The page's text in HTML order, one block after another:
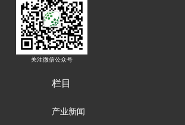
关注微信公众号
栏目
产业新闻